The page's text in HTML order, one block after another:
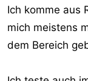
Ich komme aus
mich meistens
dem Bereich